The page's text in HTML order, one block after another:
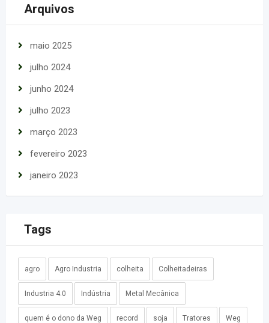
Arquivos
maio 2025
julho 2024
junho 2024
julho 2023
março 2023
fevereiro 2023
janeiro 2023
Tags
agro Agro Industria colheita Colheitadeiras
Industria 4.0 Indústria Metal Mecânica
quem é o dono da Weg record soja Tratores Weg